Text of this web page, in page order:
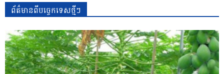
ព័ត៌មានពីបច្ចេកទេសថ្មីៗ